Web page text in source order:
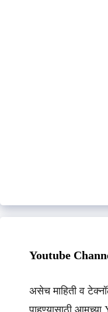
Youtube
असेच माहिती व